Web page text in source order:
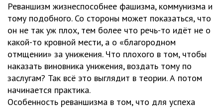
Реваншизм жизнеспособнее фашизма, коммунизма и
тому подобного. Со стороны может показаться, что
он не так уж плох, тем более что речь-то идёт не о
какой-то кровной мести, а о «благородном
отмщении» за унижения. Что плохого в том, чтобы
наказать виновника унижения, воздать тому по
заслугам? Так всё это выглядит в теории. А потом
начинается практика.
Особенность реваншизма в том, что для успеха